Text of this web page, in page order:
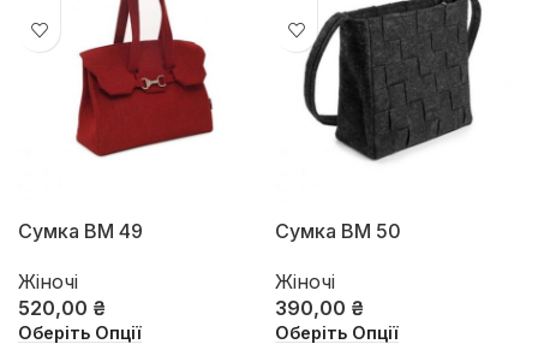
Сумка ВМ 49
Жіночі
520,00 ₴
Оберіть Опції
Сумка ВМ 50
Жіночі
390,00 ₴
Оберіть Опції